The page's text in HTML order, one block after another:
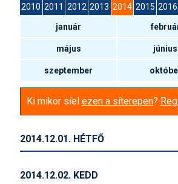
2010 2011 2012 2013 2014 2015 2016
január
május június
szeptember
Ki mikor síel ezen a síterepen?
2014.12.01. HÉTFŐ
2014.12.02. KEDD